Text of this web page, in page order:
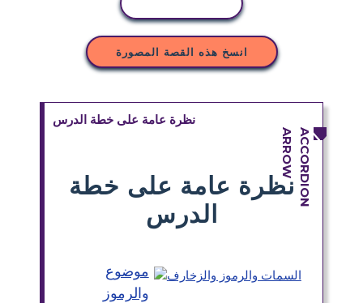
انسخ هذه القصة المصورة
نظرة عامة على خطة الدرس
نظرة عامة على خطة
الدرس
موضوع
والرموز